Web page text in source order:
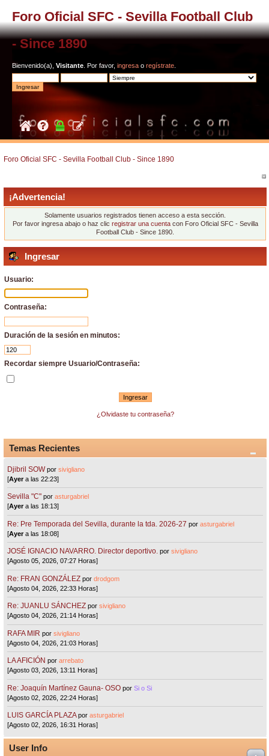
Foro Oficial SFC - Sevilla Football Club
- Since 1890
Bienvenido(a), Visitante . Por favor, ingresa o regístrate
Foro Oficial SFC - Sevilla Football Club - Since 1890
¡Advertencia!
Solamente usuarios registrados tienen acceso a esta sección.
Por favor ingresa abajo o haz clic registrar una cuentacon Foro Oficial SFC - Sevilla
Football Club - Since 1890.
Ingresar
Usuario:
Contraseña:
Duración de la sesión en minutos:
Recordar siempre Usuario/Contraseña:
¿Olvidaste tu contraseña?
Temas Recientes
Djibril SOW porsivigliano
[Ayera las 22:23]
Sevilla "C"porasturgabriel
[Ayera las 18:13]
Re: Pre Temporada del Sevilla, durante la tda. 2026-27 porasturgabriel
[Ayera las 18:08]
JOSÉ IGNACIO NAVARRO. Director deportivo. porsivigliano
[Agosto 05, 2026, 07:27 Horas]
Re: FRAN GONZÁLEZ pordrodgom
[Agosto 04, 2026, 22:33 Horas]
Re: JUANLU SÁNCHEZ porsivigliano
[Agosto 04, 2026, 21:14 Horas]
RAFA MIR porsivigliano
[Agosto 04, 2026, 21:03 Horas]
LA AFICIÓN porarrebato
[Agosto 03, 2026, 13:11 Horas]
Re: Joaquín Martínez Gauna- OSO porSi o Si
[Agosto 02, 2026, 22:24 Horas]
LUIS GARCÍA PLAZA porasturgabriel
[Agosto 02, 2026, 16:31 Horas]
User Info